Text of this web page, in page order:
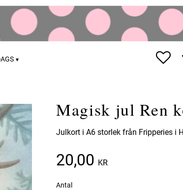
Magisk jul Ren
Julkort i A6 storlek från Fripperies i
20,00 KR
Antal